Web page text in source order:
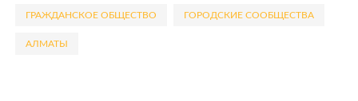
ГРАЖДАНСКОЕ ОБЩЕСТВО ГОРОДСКИЕ СООБЩЕСТВА
АЛМАТЫ